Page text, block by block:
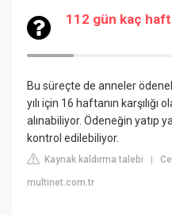
112 gün kaç
Bu süreçte de anneler
yılı için 16 haftanın
alınabiliyor. Ödeneğin yatıp
kontrol edilebiliyor.
Kaynak kaldırma talebi |
multinet.com.tr